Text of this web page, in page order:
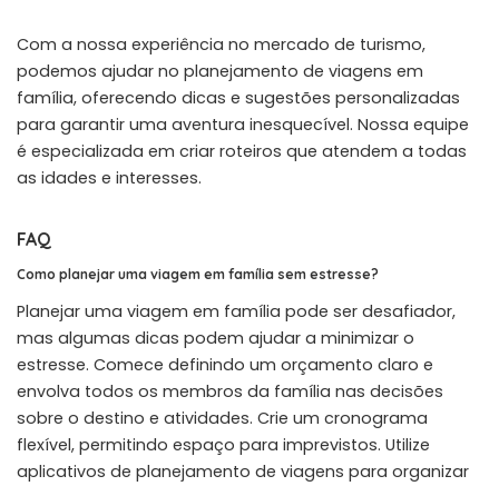
Com a nossa experiência no mercado de turismo,
podemos ajudar no planejamento de viagens em
família, oferecendo dicas e sugestões personalizadas
para garantir uma aventura inesquecível. Nossa equipe
é especializada em criar roteiros que atendem a todas
as idades e interesses.
FAQ
Como planejar uma viagem em família sem estresse?
Planejar uma viagem em família pode ser desafiador,
mas algumas dicas podem ajudar a minimizar o
estresse. Comece definindo um orçamento claro e
envolva todos os membros da família nas decisões
sobre o destino e atividades. Crie um cronograma
flexível, permitindo espaço para imprevistos. Utilize
aplicativos de planejamento de viagens para organizar